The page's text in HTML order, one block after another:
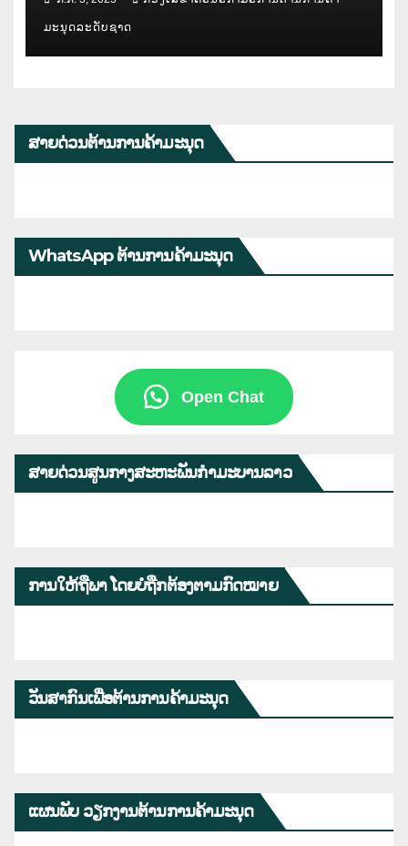
2026 – 2030 )
ມະນຸດລະດັບຊາດ
ສາຍດ່ວນຕ້ານການຄ້າມະນຸດ
WhatsApp ຕ້ານການຄ້າມະນຸດ
Open Chat
ສາຍດ່ວນສູນກາງສະຫະພັນກຳມະບານລາວ
ການໃຫ້ຖືພາ ໂດຍບໍ່ຖືກຕ້ອງຕາມກົດໝາຍ
ວັນສາກົນເພື່ອຕ້ານການຄ້າມະນຸດ
ແຜນພັບ ວຽກງານຕ້ານການຄ້າມະນຸດ